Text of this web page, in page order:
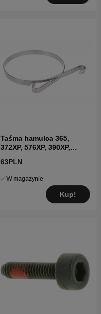
Taśma hamulca 365,
372XP, 576XP, 390XP,
63PLN
W magazynie
Kup!